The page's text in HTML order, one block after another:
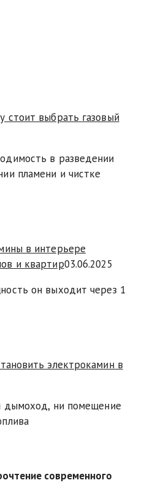
стоит выбрать газовый
в разведении
пламени и чистке
в интерьере
и квартир03.06.2025
он выходит через 1
электрокамин в
дымоход, ни помещение
современного